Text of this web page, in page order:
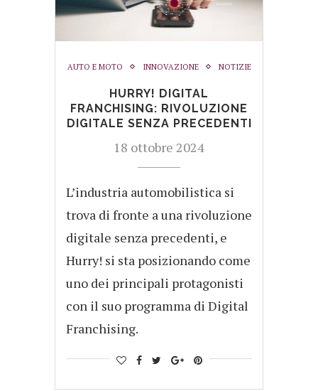
AUTO E MOTO INNOVAZIONE NOTIZIE
HURRY! DIGITAL
FRANCHISING: RIVOLUZIONE
DIGITALE SENZA PRECEDENTI
18 ottobre 2024
L’industria automobilistica si
trova di fronte a una rivoluzione
digitale senza precedenti, e
Hurry! si sta posizionando come
uno dei principali protagonisti
con il suo programma di Digital
Franchising.